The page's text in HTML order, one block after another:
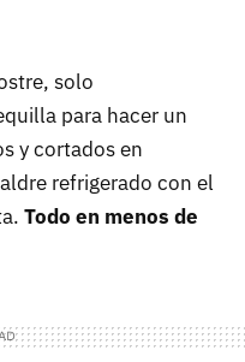
solo
para hacer un
y cortados en
refrigerado con el
Todo en menos de